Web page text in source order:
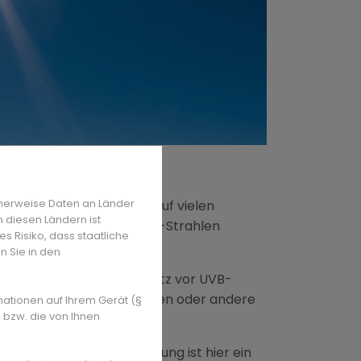
sind
Deshalb steht auf vielen
UVA- als auch UVB-Strahlen
vor allem auf den Schutz vor UVB-
nicht das Nachcremen oder andere
die vorzeitige Hautalterung ist hier ein
Daten an Länder
diesen Ländern ist
Risiko, dass staatliche
Sie in den
auf Ihrem Gerät (§
die von Ihnen